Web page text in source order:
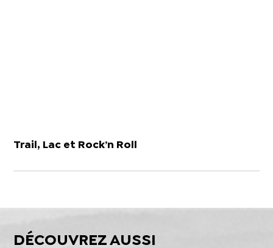
Trail, Lac et Rock’n Roll
DÉCOUVREZ AUSSI